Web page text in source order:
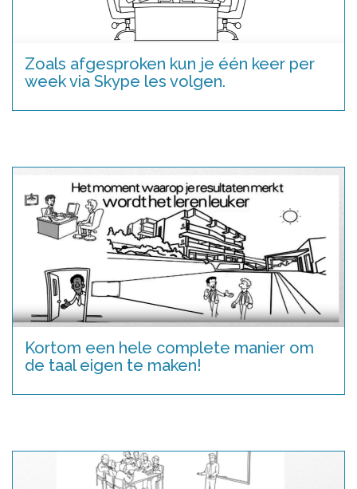
Zoals afgesproken kun je één keer per
week via Skype les volgen.
Kortom een hele complete manier om
de taal eigen te maken!